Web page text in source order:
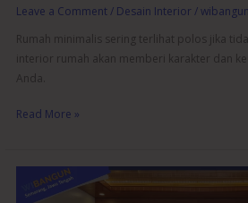
Leave a Comment / Desain Interior /
Rumah minimalis sering terlihat polos jika
interior rumah akan memberi karakter dan
Anda.
Read More »
Peran
Jasa